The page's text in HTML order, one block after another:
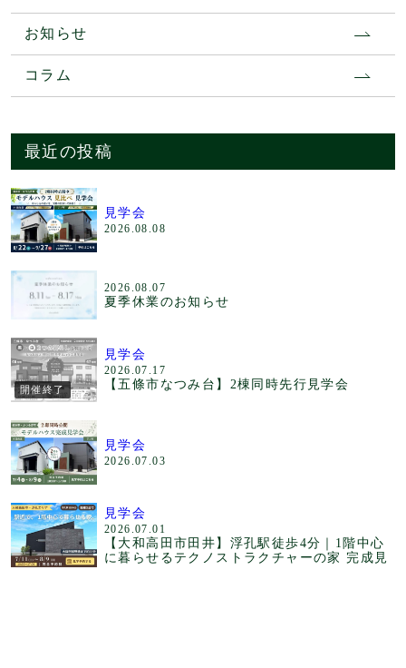
お知らせ
コラム
最近の投稿
見学会
2026.08.08
2026.08.07
夏季休業のお知らせ
開催終了
見学会
2026.07.17
【五條市なつみ台】2棟同時先行見学会
見学会
2026.07.03
見学会
2026.07.01
【大和高田市田井】浮孔駅徒歩4分｜1階中心
に暮らせるテクノストラクチャーの家 完成見